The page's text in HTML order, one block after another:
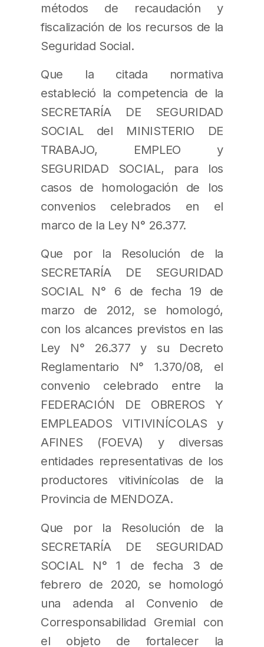
métodos de recaudación y
fiscalización de los recursos de la
Seguridad Social.
Que la citada normativa
estableció la competencia de la
SECRETARÍA DE SEGURIDAD
SOCIAL del MINISTERIO DE
TRABAJO, EMPLEO y
SEGURIDAD SOCIAL, para los
casos de homologación de los
convenios celebrados en el
marco de la Ley N° 26.377.
Que por la Resolución de la
SECRETARÍA DE SEGURIDAD
SOCIAL N° 6 de fecha 19 de
marzo de 2012, se homologó,
con los alcances previstos en las
Ley N° 26.377 y su Decreto
Reglamentario N° 1.370/08, el
convenio celebrado entre la
FEDERACIÓN DE OBREROS Y
EMPLEADOS VITIVINÍCOLAS y
AFINES (FOEVA) y diversas
entidades representativas de los
productores vitivinícolas de la
Provincia de MENDOZA.
Que por la Resolución de la
SECRETARÍA DE SEGURIDAD
SOCIAL N° 1 de fecha 3 de
febrero de 2020, se homologó
una adenda al Convenio de
Corresponsabilidad Gremial con
el objeto de fortalecer la